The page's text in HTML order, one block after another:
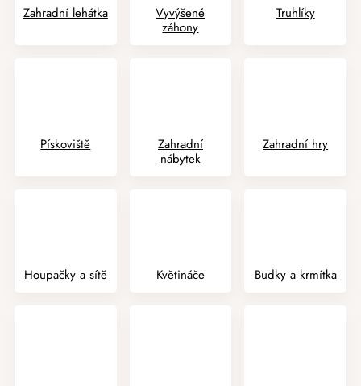
Zahradní lehátka
Vyvýšené
záhony
Truhlíky
Pískoviště
Zahradní
nábytek
Zahradní hry
Houpačky a sítě Květináče Budky a krmítka